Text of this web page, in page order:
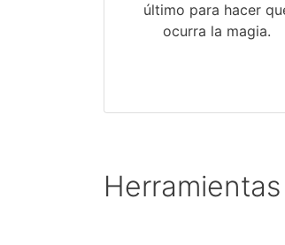
último para hacer
ocurra la magia.